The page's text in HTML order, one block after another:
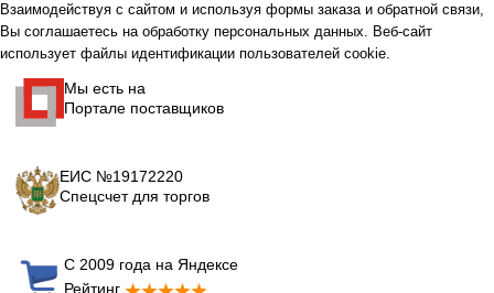
Взаимодействуя с сайтом и используя формы заказа и обратной связи,
Вы соглашаетесь на обработку персональных данных. Веб-сайт
использует файлы идентификации пользователей cookie.
Мы есть на
Портале поставщиков
ЕИС №19172220
Спецсчет для торгов
С 2009 года на Яндексе
Рейтинг